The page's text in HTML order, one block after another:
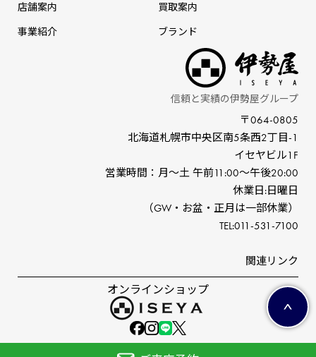
店舗案内
事業紹介
買取案内
ブランド
信頼と実績の伊勢屋グループ
〒064-0805
北海道札幌市中央区南5条⻄2丁⽬-1
イセヤビル1F
営業時間：⽉〜⼟ 午前11:00〜午後20:00
休業⽇:⽇曜⽇
（GW‧お盆‧正⽉は⼀部休業）
TEL:011-531-7100
関連リンク
オンラインショップ